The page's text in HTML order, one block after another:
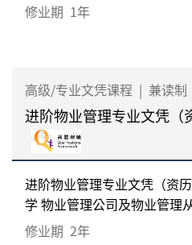
修业期 1年
高级/专业文凭课程 | 兼读制
进阶物业管理专业文凭（
进阶物业管理专业文凭（资
学 物业管理公司及物业管理
修业期 2年